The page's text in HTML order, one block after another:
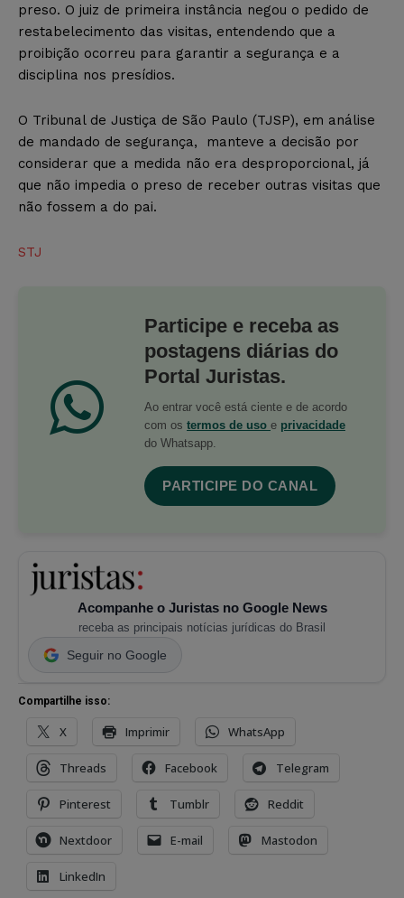
preso. O juiz de primeira instância negou o pedido de
restabelecimento das visitas, entendendo que a
proibição ocorreu para garantir a segurança e a
disciplina nos presídios.
O Tribunal de Justiça de São Paulo (TJSP), em análise
de mandado de segurança, manteve a decisão por
considerar que a medida não era desproporcional, já
que não impedia o preso de receber outras visitas que
não fossem a do pai.
STJ
Participe e receba as
postagens diárias do
Portal Juristas.
Ao entrar você está ciente e de acordo
com os termos de uso e privacidade
do Whatsapp.
PARTICIPE DO CANAL
Acompanhe o Juristas no Google News
receba as principais notícias jurídicas do Brasil
Seguir no Google
Compartilhe isso:
X Imprimir WhatsApp
Threads Facebook Telegram
Pinterest Tumblr Reddit
Nextdoor E-mail Mastodon
LinkedIn